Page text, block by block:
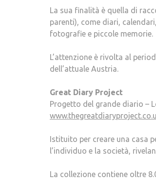
La sua finalità è quella di
parenti), come diari,
fotografie e piccole memorie.
L’attenzione è rivolta al
dell’attuale Austria.
Great Diary Project
Progetto del grande diario –
Istituito per creare una casa
l’individuo e la società,
La collezione contiene oltre